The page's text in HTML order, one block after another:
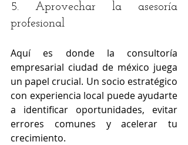
5. Aprovechar la asesoría
profesional
Aquí es donde la consultoría
empresarial ciudad de méxico juega
un papel crucial. Un socio estratégico
con experiencia local puede ayudarte
a identificar oportunidades, evitar
errores comunes y acelerar tu
crecimiento.